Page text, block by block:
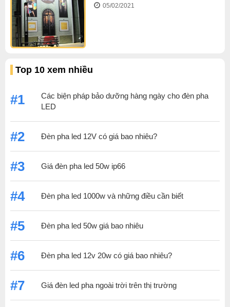
05/02/2021
Top 10 xem nhiều
#1
Các biện pháp bảo dưỡng hàng ngày cho đèn pha
LED
#2 Đèn pha led 12V có giá bao nhiêu?
#3 Giá đèn pha led 50w ip66
#4 Đèn pha led 1000w và những điều cần biết
#5 Đèn pha led 50w giá bao nhiêu
#6 Đèn pha led 12v 20w có giá bao nhiêu?
#7 Giá đèn led pha ngoài trời trên thị trường